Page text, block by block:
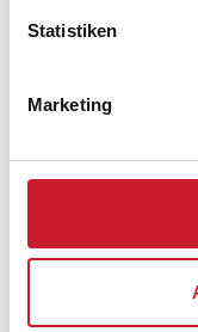
Statistiken
Marketing
Anreisetag im
Reisezeitraumes
Hausbeschreibung